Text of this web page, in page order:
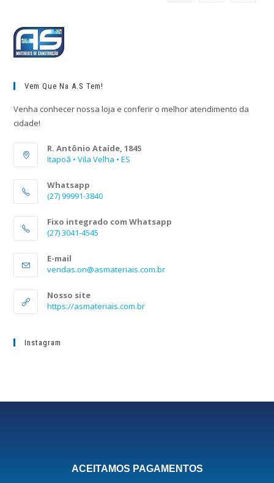
Vem Que Na A.S Tem!
Venha conhecer nossa loja e conferir o melhor atendimento da
cidade!
R. Antônio Ataíde, 1845
Itapoã • Vila Velha • ES
Whatsapp
(27) 99991-3840
Fixo integrado com Whatsapp
(27) 3041-4545
E-mail
vendas.on@asmateriais.com.br
Nosso site
https://asmateriais.com.br
Instagram
ACEITAMOS PAGAMENTOS